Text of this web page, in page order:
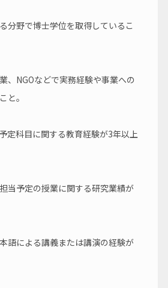
分野で博士学位を取得しているこ
、NGOなどで実務経験や事業への
と。
定科目に関する教育経験が3年以上
当予定の授業に関する研究業績が
語による講義または講演の経験が